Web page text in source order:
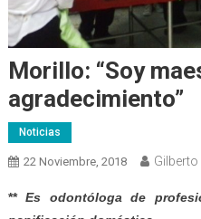
Morillo: “Soy
agradecimiento”
Noticias
22 Noviembre, 2018 Gilberto
**Es odontóloga de